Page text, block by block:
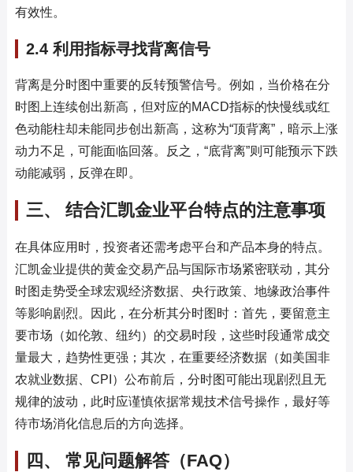
有效性。
2.4 利用指标寻找背离信号
背离是分时图中重要的反转预警信号。例如，当价格在分
时图上连续创出新高，但对应的MACD指标的快慢线或红
色动能柱却未能同步创出新高，这称为“顶背离”，暗示上涨
动力不足，可能面临回落。反之，“底背离”则可能预示下跌
动能减弱，反弹在即。
三、 结合汇凯金业平台特点的注意事项
在具体应用时，投资者还需考虑平台和产品本身的特点。
汇凯金业提供的黄金交易产品与国际市场紧密联动，其分
时图走势受全球宏观经济数据、央行政策、地缘政治事件
等影响剧烈。因此，在分析其分时图时：首先，要留意主
要市场（如伦敦、纽约）的交易时段，这些时段通常成交
量最大，趋势性更强；其次，在重要经济数据（如美国非
农就业数据、CPI）公布前后，分时图可能出现剧烈且无
规律的波动，此时应谨慎依据常规技术信号操作，最好等
待市场消化信息后的方向选择。
四、 常见问题解答（FAQ）